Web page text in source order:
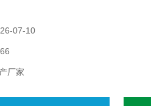
07-10
厂家